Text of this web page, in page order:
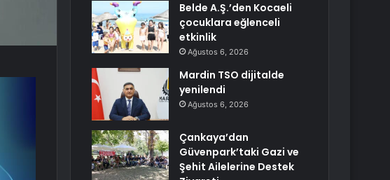
Belde A.Ş.’den Kocaeli
çocuklara eğlenceli
etkinlik
Ağustos 6, 2026
Mardin TSO dijitalde
yenilendi
Ağustos 6, 2026
Çankaya’dan
Güvenpark’taki Gazi ve
Şehit Ailelerine Destek